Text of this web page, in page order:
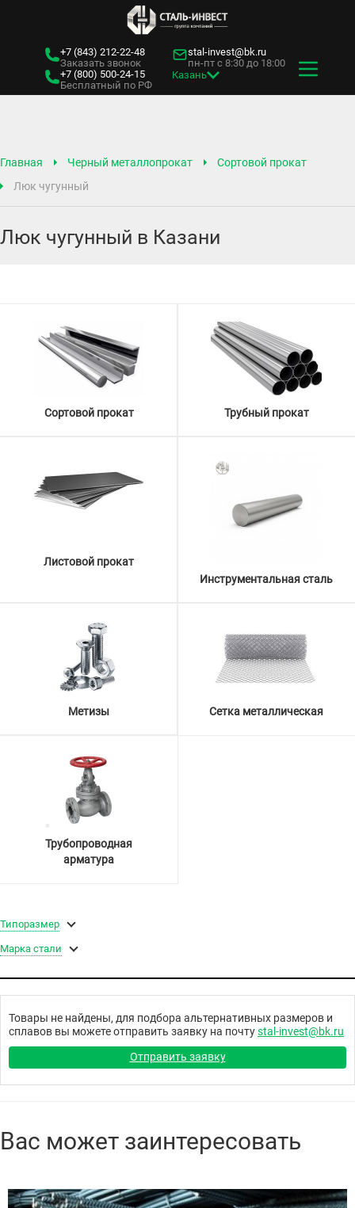
+7 (843) 212-22-48
Заказать звонок
+7 (800) 500-24-15
Бесплатный по РФ
stal-invest@bk.ru
пн-пт с 8:30 до 18:00
Казань
Главная Черный металлопрокат
Сортовой прокат
Люк чугунный
Люк чугунный в Казани
Сортовой прокат Трубный прокат
Листовой прокат
Инструментальная сталь
Метизы Сетка металлическая
Трубопроводная
арматура
Типоразмер
Марка стали
Товары не найдены, для подбора альтернативных размеров и
сплавов вы можете отправить заявку на почтуstal-invest@bk.ru
Отправить заявку
Вас может заинтересовать